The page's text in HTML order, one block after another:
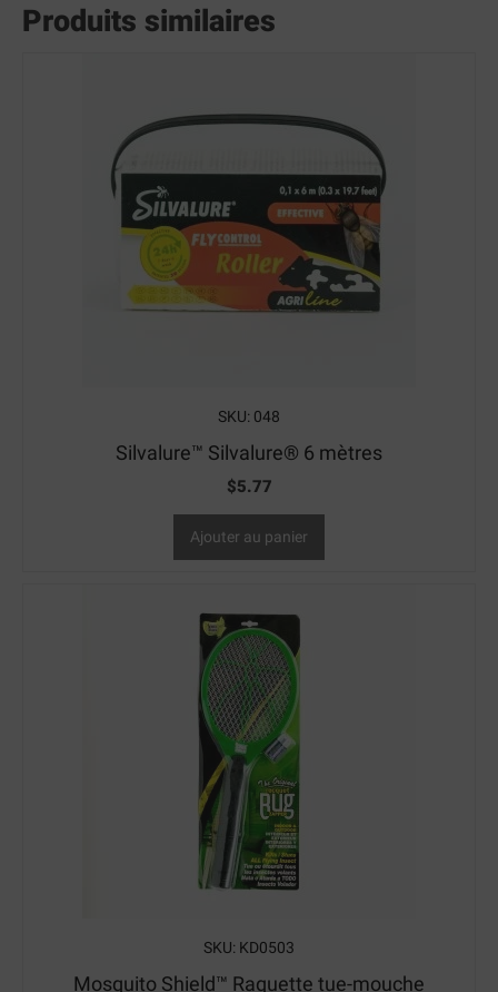
Produits similaires
SKU: 048
Silvalure™ Silvalure® 6 mètres
$5.77
Ajouter au panier
SKU: KD0503
Mosquito Shield™ Raquette tue-mouche